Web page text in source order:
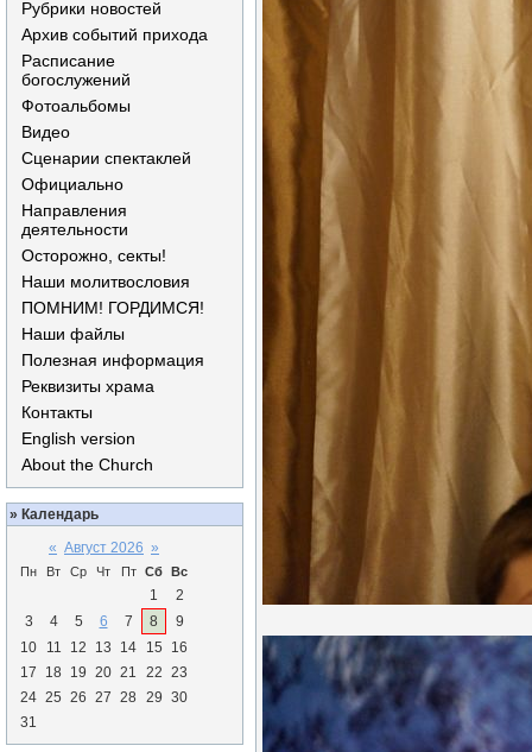
Рубрики новостей
Архив событий прихода
Расписание
богослужений
Фотоальбомы
Видео
Сценарии спектаклей
Официально
Направления
деятельности
Осторожно, секты!
Наши молитвословия
ПОМНИМ! ГОРДИМСЯ!
Наши файлы
Полезная информация
Реквизиты храма
Контакты
English version
About the Church
» Календарь
« Август 2026 »
Пн Вт Ср Чт Пт Сб Вс
1
2
3
4 5 6 7 8
9
10
11 12 13 14 15
16
17
18 19 20 21 22 23
24 25 26 27 28 29 30
31